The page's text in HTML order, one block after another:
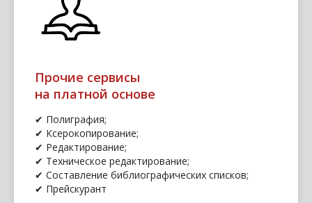
Прочие сервисы
на платной основе
✔ Полиграфия;
✔ Ксерокопирование;
✔ Редактирование;
✔ Техническое редактирование;
✔ Составление библиографических списков;
✔ Прейскурант